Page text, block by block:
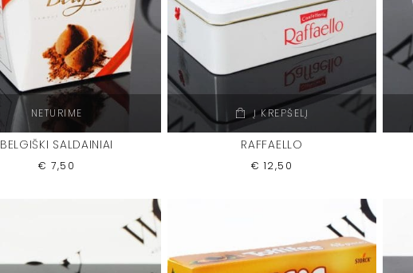
NETURIME
BELGIŠKI SALDAINIAI
€ 7,50
Į KREPŠELĮ
RAFFAELLO
€ 12,50